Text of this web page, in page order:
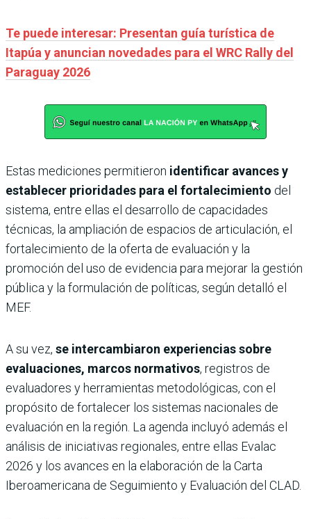
Te puede interesar: Presentan guía turística de
Itapúa y anuncian novedades para el WRC Rally del
Paraguay 2026
Estas mediciones permitieron identificar avances y
establecer prioridades para el fortalecimiento del
sistema, entre ellas el desarrollo de capacidades
técnicas, la ampliación de espacios de articulación, el
fortalecimiento de la oferta de evaluación y la
promoción del uso de evidencia para mejorar la gestión
pública y la formulación de políticas, según detalló el
MEF.
A su vez, se intercambiaron experiencias sobre
evaluaciones, marcos normativos, registros de
evaluadores y herramientas metodológicas, con el
propósito de fortalecer los sistemas nacionales de
evaluación en la región. La agenda incluyó además el
análisis de iniciativas regionales, entre ellas Evalac
2026 y los avances en la elaboración de la Carta
Iberoamericana de Seguimiento y Evaluación del CLAD.